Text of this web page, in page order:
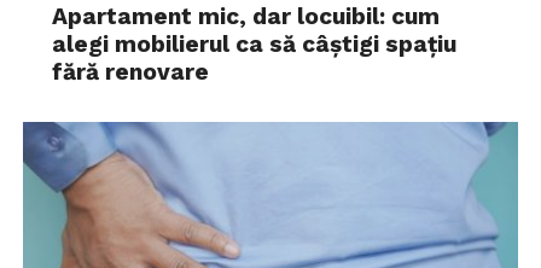
Apartament mic, dar locuibil: cum
alegi mobilierul ca să câștigi spațiu
fără renovare